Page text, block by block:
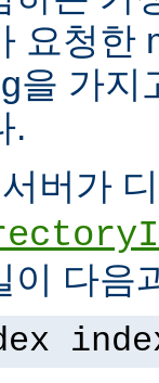
요청한
을 가지
.
버가
이 다음